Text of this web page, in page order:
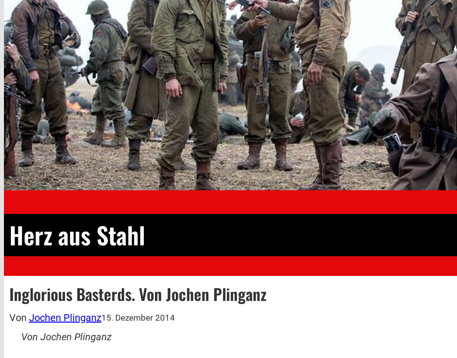
Herz aus Stahl
Inglorious Basterds. Von Jochen Plinganz
Von Jochen Plinganz15. Dezember 2014
Von Jochen Plinganz